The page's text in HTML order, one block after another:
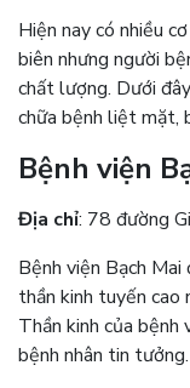
Hiện nay có nhiều
biên nhưng người
chất lượng. Dưới
chữa bệnh liệt mặt,
Bệnh viện
Địa chỉ: 78 đường
Bệnh viện Bạch
thần kinh tuyến cao
Thần kinh của bệnh
bệnh nhân tin tưởng.